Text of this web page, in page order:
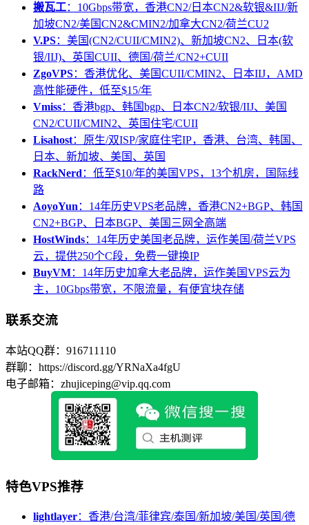
搬瓦工：10Gbps带宽，香港CN2/日本CN2&软银&IIJ/新
加坡CN2/美国CN2&CMIN2/加拿大CN2/荷兰CU2
V.PS：美国(CN2/CUII/CMIN2)、新加坡CN2、日本(软
银/IIJ)、英国CUII、德国/荷兰/CN2+CUII
ZgoVPS：香港优化、美国CUII/CMIN2、日本IIJ，AMD
高性能硬件，低至$15/年
Vmiss：香港bgp、韩国bgp、日本CN2/软银/IIJ、美国
CN2/CUII/CMIN2、英国住宅/CUII
Lisahost：原生/双ISP/家庭住宅IP，香港、台湾、韩国、
日本、新加坡、美国、英国
RackNerd：低至$10/年的美国VPS，13个机房，国际线
路
AoyoYun：14年历史VPS老品牌，香港CN2+BGP、韩国
CN2+BGP、日本BGP、美国三网全高端
HostWinds：14年历史美国老品牌，运作美国/荷兰VPS
云，提供250个C段，免费一键换IP
BuyVM：14年历史加拿大老品牌，运作美国VPS云为
主，10Gbps带宽，不限流量，有便宜块存储
联系交流
本站QQ群：916711110
群聊：https://discord.gg/YRNaXa4fgU
电子邮箱：zhujiceping@vip.qq.com
特色VPS推荐
lightlayer：香港/台湾/菲律宾/泰国/新加坡/美国/英国/德